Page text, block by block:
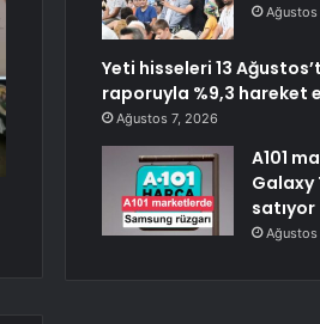
Ağustos
Yeti hisseleri 13
raporuyla %9,3 hareket
Ağustos 7, 2026
A101
Galaxy
satıyor
Ağustos